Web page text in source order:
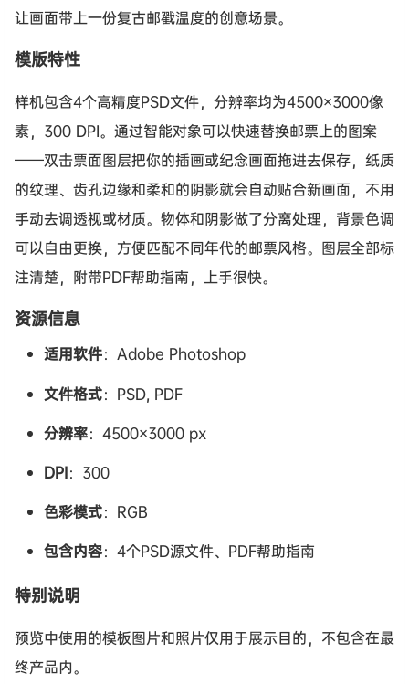
让画面带上一份复古邮戳温度的创意场景。
模版特性
样机包含4个高精度PSD文件，分辨率均为4500×3000像
素，300 DPI。通过智能对象可以快速替换邮票上的图案
——双击票面图层把你的插画或纪念画面拖进去保存，纸质
的纹理、齿孔边缘和柔和的阴影就会自动贴合新画面，不用
手动去调透视或材质。物体和阴影做了分离处理，背景色调
可以自由更换，方便匹配不同年代的邮票风格。图层全部标
注清楚，附带PDF帮助指南，上手很快。
资源信息
适用软件：Adobe Photoshop
文件格式：PSD, PDF
分辨率：4500×3000 px
DPI：300
色彩模式：RGB
包含内容：4个PSD源文件、PDF帮助指南
特别说明
预览中使用的模板图片和照片仅用于展示目的，不包含在最
终产品内。